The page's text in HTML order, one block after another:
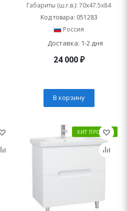
Габариты (ш.г.в.): 70x47.5x84
Код товара: 051283
Россия
Доставка: 1-2 дня
24 000₽
В корзину
ХИТ ПРОДАЖ